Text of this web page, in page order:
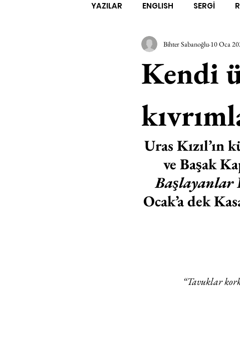
YAZILAR ENGLISH SERGİ
EDEBİYAT SİNEMA
MÜZİK
AK-SAYANLAR
TUHAF AÇI
Kendi
Bihter Sabanoğlu 10 Oca
Uras
ve Başak
Başlayanlar
Ocak’a dek
“Tavuklar